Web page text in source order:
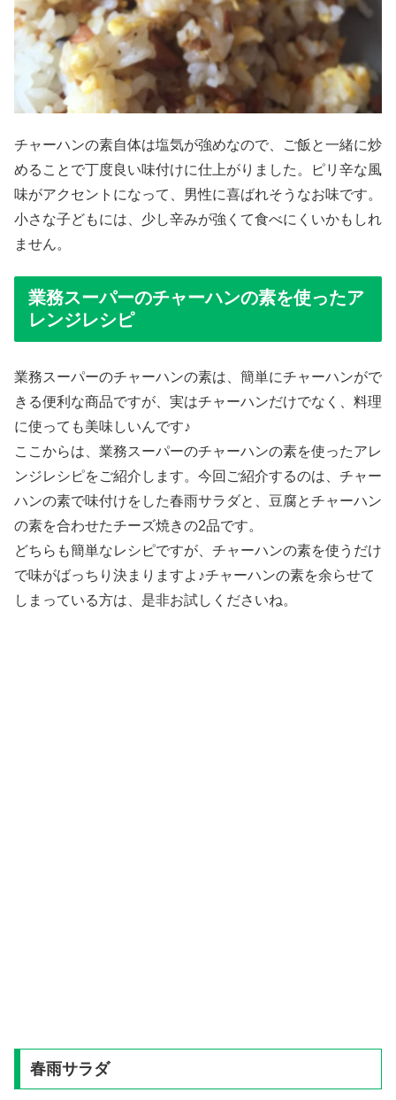
チャーハンの素自体は塩気が強めなので、ご飯と一緒に炒
めることで丁度良い味付けに仕上がりました。ピリ辛な風
味がアクセントになって、男性に喜ばれそうなお味です。
小さな子どもには、少し辛みが強くて食べにくいかもしれ
ません。
業務スーパーのチャーハンの素を使ったア
レンジレシピ
業務スーパーのチャーハンの素は、簡単にチャーハンがで
きる便利な商品ですが、実はチャーハンだけでなく、料理
に使っても美味しいんです♪
ここからは、業務スーパーのチャーハンの素を使ったアレ
ンジレシピをご紹介します。今回ご紹介するのは、チャー
ハンの素で味付けをした春雨サラダと、豆腐とチャーハン
の素を合わせたチーズ焼きの2品です。
どちらも簡単なレシピですが、チャーハンの素を使うだけ
で味がばっちり決まりますよ♪チャーハンの素を余らせて
しまっている方は、是非お試しくださいね。
春雨サラダ